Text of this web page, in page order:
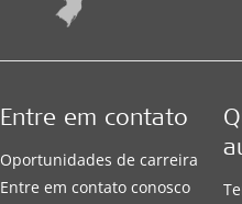
Entre em contato
Oportunidades de carreira
Entre em contato conosco